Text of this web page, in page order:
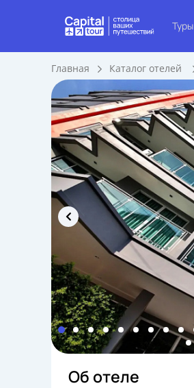
Туры
Главная Каталог отелей
Об отеле